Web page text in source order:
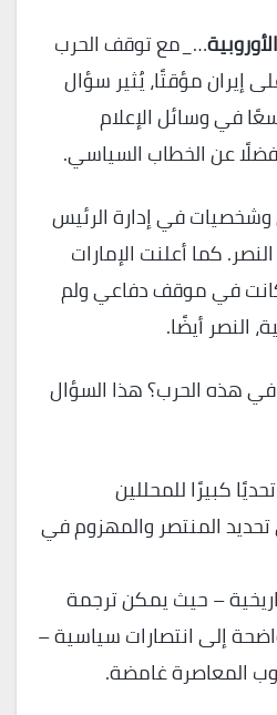
…_مع توقف الحرب
إيران مؤقتًا، يُثير سؤال
في وسائل الإعلام
فضلًا عن الخطاب السياسي.
وشخصيات في إدارة الرئيس
كما أعلنت الإمارات
كانت في موقف دفاعي ولم
النصر أيضًا.
هذه الحرب؟ هذا السؤال
كبيرًا للمحللين
تحديد المنتصر والمهزوم في
– حيث يمكن ترجمة
إلى انتصارات سياسية –
المعاصرة غامضة.